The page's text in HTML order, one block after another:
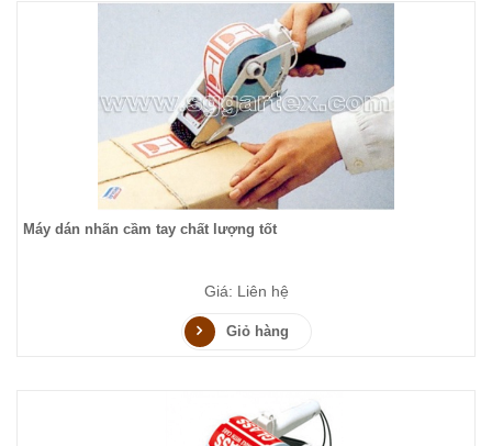
Máy dán nhãn cầm tay chất lượng tốt
Giá: Liên hệ
Giỏ hàng